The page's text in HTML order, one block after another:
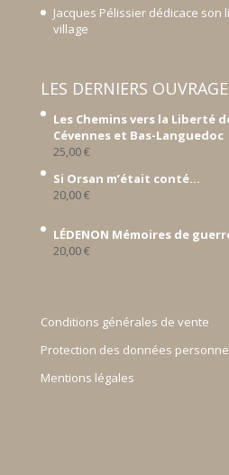
Jacques Pélissier dédicace son
village
LES DERNIERS
Les Chemins vers la Liberté
Cévennes et Bas-Languedoc
25,00€
Si Orsan m’était conté...
20,00€
LÉDENON Mémoires de
20,00€
Conditions générales de vente
Protection des données
Mentions légales